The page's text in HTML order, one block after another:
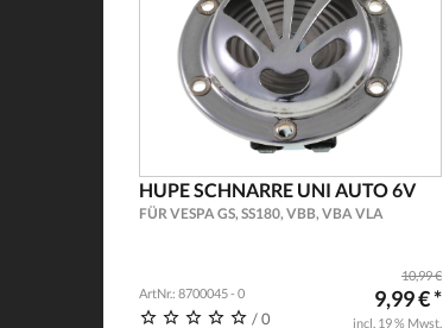
HUPE SCHNARRE UNI AUTO 6V
FÜR VESPA GS, SS180, VBB, VBA VLA
ArtNr.: 8700045 - 0
/ 0
10,99 €
9,99 € *
incl. 19 % Mwst.